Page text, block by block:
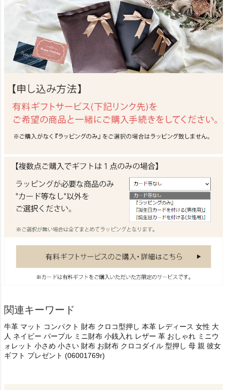
関連キーワード
牛革 マット コンパクト 財布 クロコ型押し 本革 レディース 女性 大
人 ネイビー パープル ミニ財布 小銭入れ レザー 革 おしゃれ ミニウ
ォレット 小さめ 小さい 財布 お財布 クロコダイル 型押し 母 親 彼女
ギフト プレゼント (06001769r)